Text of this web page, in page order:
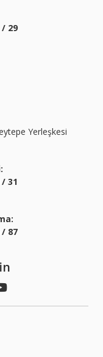
/ 29
Yerleşkesi
/ 31
/ 87